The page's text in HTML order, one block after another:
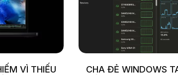
VÌ THIẾU
CHA ĐẺ WINDOWS